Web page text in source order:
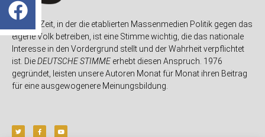
In einer Zeit, in der die etablierten Massenmedien Politik gegen das
eigene Volk betreiben, ist eine Stimme wichtig, die das nationale
Interesse in den Vordergrund stellt und der Wahrheit verpflichtet
ist. DieDEUTSCHE STIMMEerhebt diesen Anspruch. 1976
gegründet, leisten unsere Autoren Monat für Monat ihren Beitrag
für eine ausgewogenere Meinungsbildung.